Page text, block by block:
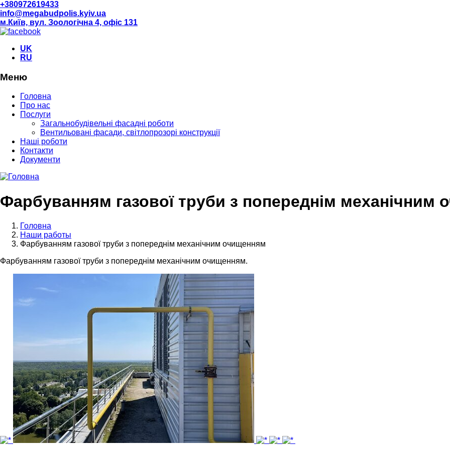
+380972619433
info@megabudpolis.kyiv.ua
м.Київ, вул. Зоологічна 4, офіс 131
UK
RU
Меню
Головна
Про нас
Послуги
Загальнобудівельні фасадні роботи
Вентильовані фасади, світлопрозорі конструкції
Наші роботи
Контакти
Документи
Фарбуванням газової труби з попереднім механічним
Головна
Наши работы
Фарбуванням газової труби з попереднім механічним очищенням
Фарбуванням газової труби з попереднім механічним очищенням.